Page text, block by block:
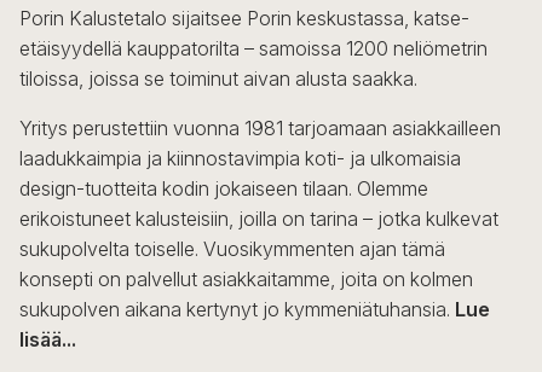
Porin Kalustetalo sijaitsee Porin keskustassa, katse-
etäisyydellä kauppatorilta – samoissa 1200 neliömetrin
tiloissa, joissa se toiminut aivan alusta saakka.
Yritys perustettiin vuonna 1981 tarjoamaan asiakkailleen
laadukkaimpia ja kiinnostavimpia koti- ja ulkomaisia
design-tuotteita kodin jokaiseen tilaan. Olemme
erikoistuneet kalusteisiin, joilla on tarina – jotka kulkevat
sukupolvelta toiselle. Vuosikymmenten ajan tämä
konsepti on palvellut asiakkaitamme, joita on kolmen
sukupolven aikana kertynyt jo kymmeniätuhansia. Lue
lisää...